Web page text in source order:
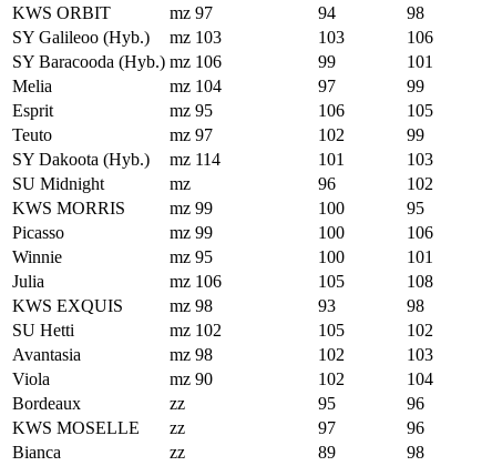
KWS ORBIT
mz 97 94 98
SY Galileoo (Hyb.)
mz 103 103 106
SY Baracooda (Hyb.) mz 106 99 101
Melia
mz 104 97 99
Esprit
mz 95 106 105
Teuto
mz 97 102 99
SY Dakoota (Hyb.)
mz 114 101 103
SU Midnight
mz 96 102
KWS MORRIS
mz 99 100 95
Picasso
mz 99 100 106
Winnie
mz 95 100 101
Julia
mz 106 105 108
KWS EXQUIS
mz 98 93 98
SU Hetti
mz 102 105 102
Avantasia
mz 98 102 103
Viola
mz 90 102 104
Bordeaux
zz 95 96
KWS MOSELLE
zz 97 96
Bianca
zz 89 98